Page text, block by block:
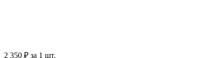
2 350 ₽ за 1 шт.